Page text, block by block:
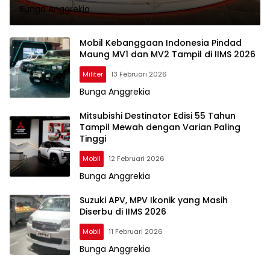
Bunga Anggrekia
Mobil Kebanggaan Indonesia Pindad
Maung MV1 dan MV2 Tampil di IIMS 2026
Militer 13 Februari 2026
Bunga Anggrekia
Mitsubishi Destinator Edisi 55 Tahun
Tampil Mewah dengan Varian Paling
Tinggi
Mobil 12 Februari 2026
Bunga Anggrekia
Suzuki APV, MPV Ikonik yang Masih
Diserbu di IIMS 2026
Mobil 11 Februari 2026
Bunga Anggrekia